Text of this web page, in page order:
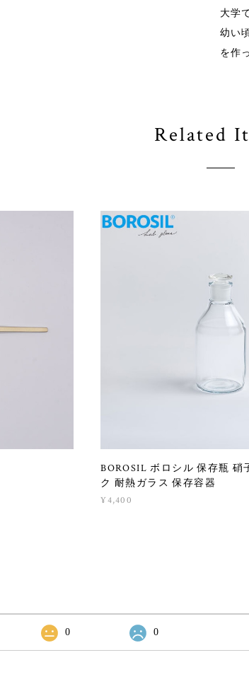
大学
幼い
を作
Related
BOROSIL ボロシル 保存瓶 硝
ク 耐熱ガラス 保存容器
¥4,400
0 0